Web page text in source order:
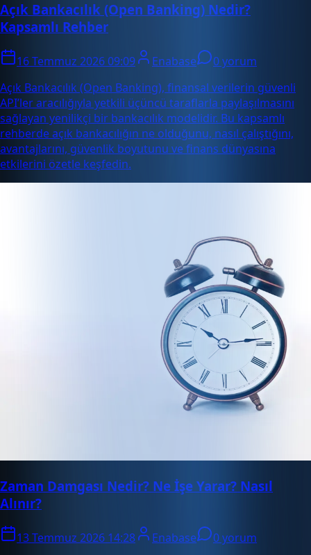
Açık Bankacılık (Open Banking) Nedir?
Kapsamlı Rehber
16 Temmuz 2026 09:09 Enabase
0 yorum
Açık Bankacılık (Open Banking), finansal verilerin güvenli
API’ler aracılığıyla yetkili üçüncü taraflarla paylaşılmasını
sağlayan yenilikçi bir bankacılık modelidir. Bu kapsamlı
rehberde açık bankacılığın ne olduğunu, nasıl çalıştığını,
avantajlarını, güvenlik boyutunu ve finans dünyasına
etkilerini özetle keşfedin.
Zaman Damgası Nedir? Ne İşe Yarar? Nasıl
Alınır?
13 Temmuz 2026 14:28 Enabase
0 yorum